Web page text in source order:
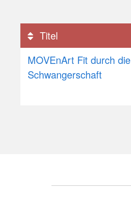
Titel
MOVEnArt Fit durch die
Schwangerschaft